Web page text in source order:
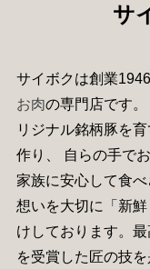
サ
サイボクは創業
お肉の専門店です
リジナル銘柄豚を
作り、 自らの手で
家族に安心して食
想いを大切に「新
けしております。
を受賞した匠の技を